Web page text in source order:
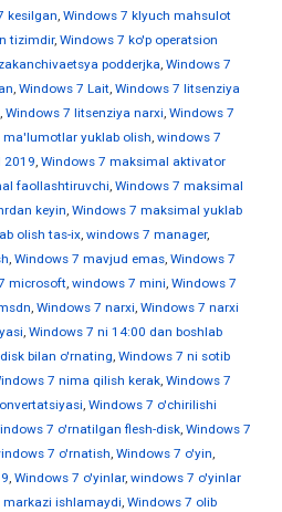
kesilgan, Windows 7 klyuch mahsulot
tizimdir, Windows 7 ko'p operatsion
podderjka, Windows 7
, Windows 7 Lait, Windows 7 litsenziya
, Windows 7 litsenziya narxi, Windows 7
ma'lumotlar yuklab olish, windows 7
2019, Windows 7 maksimal aktivator
faollashtiruvchi, Windows 7 maksimal
keyin, Windows 7 maksimal yuklab
olish tas-ix, windows 7 manager,
, Windows 7 mavjud emas, Windows 7
microsoft, windows 7 mini, Windows 7
, Windows 7 narxi, Windows 7 narxi
, Windows 7 ni 14:00 dan boshlab
bilan o'rnating, Windows 7 ni sotib
7 nima qilish kerak, Windows 7
, Windows 7 o'chirilishi
7 o'rnatilgan flesh-disk, Windows 7
7 o'rnatish, Windows 7 o'yin,
, Windows 7 o'yinlar, windows 7 o'yinlar
ishlamaydi, Windows 7 olib